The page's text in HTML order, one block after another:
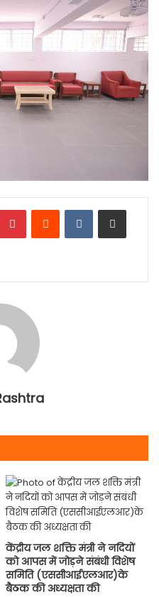
PinterestReddit VKontakteShare via Email
केंद्रीय जल शक्ति मंत्री ने नदियों
को आपस में जोड़ने संबंधी विशेष
समिति (एससीआईएलआर)के
बैठक की अध्यक्षता की